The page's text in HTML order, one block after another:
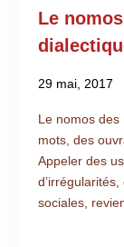
Le
29 mai, 2017
Le nomos des
mots, des
Appeler des
sociales,